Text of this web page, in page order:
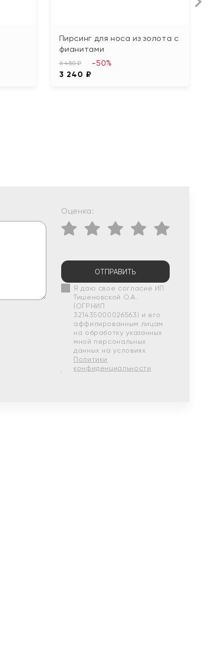
Пирсинг для носа из золота с
фианитами
6 480 ₽
3 240 ₽
-50%
Оценка:
ОТПРАВИТЬ
Я даю свое согласие ИП
Тишеновской О.А.
(ОГРНИП
321435000026563) и его
аффилированным лицам
на обработку указанных
мной персональных
данных на условиях
Политики
конфиденциальности